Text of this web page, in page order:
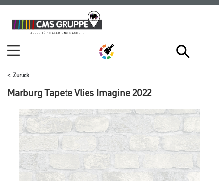
Zum
Inhalt
Zum
Navigationsmenü
Zurück
Marburg Tapete Vlies Imagine 2022